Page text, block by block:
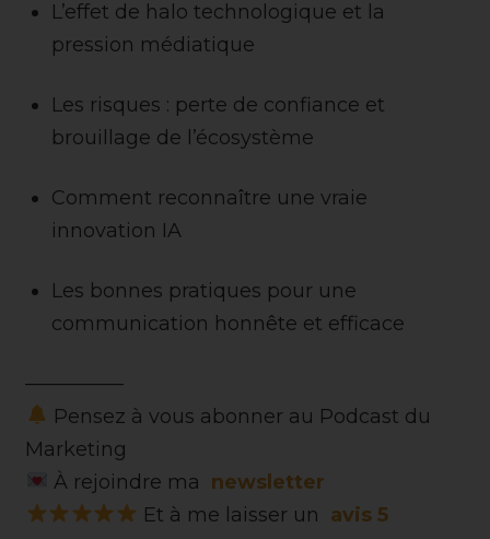
L’effet de halo technologique et la
pression médiatique
Les risques : perte de confiance et
brouillage de l’écosystème
Comment reconnaître une vraie
innovation IA
Les bonnes pratiques pour une
communication honnête et efficace
—————
Pensez à vous abonner au Podcast du
Marketing
À rejoindre ma newsletter
Et à me laisser un avis 5